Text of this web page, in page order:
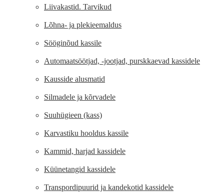
Liivakastid. Tarvikud
Lõhna- ja plekieemaldus
Sööginõud kassile
Automaatsöötjad, -jootjad, purskkaevad kassidele
Kausside alusmatid
Silmadele ja kõrvadele
Suuhügieen (kass)
Karvastiku hooldus kassile
Kammid, harjad kassidele
Küünetangid kassidele
Transpordipuurid ja kandekotid kassidele